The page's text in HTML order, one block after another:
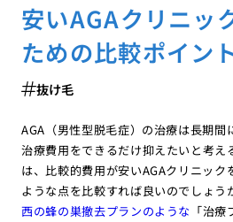
安いAGAクリニッ
ための比較ポイン
抜け毛
AGA（男性型脱毛症）の治療は長期間
治療費用をできるだけ抑えたいと考え
は、比較的費用が安いAGAクリニック
ような点を比較すれば良いのでしょ
西の蜂の巣撤去プランのような 「治